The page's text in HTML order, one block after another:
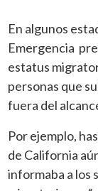
En algunos
Emergencia
estatus
personas que
fuera del
Por ejemplo,
de California
informaba a los